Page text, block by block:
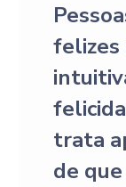
felizes
trata
de